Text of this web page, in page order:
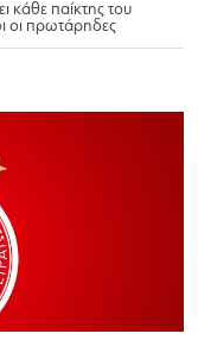
κάθε παίκτης του
οι πρωτάρηδες